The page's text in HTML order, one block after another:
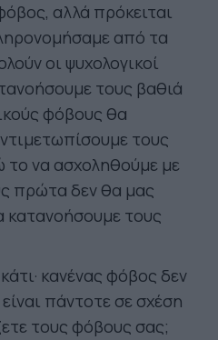
αλλά πρόκειται
από τα
οι ψυχολογικοί
τους βαθιά
φόβους θα
τους
να ασχοληθούμε με
πρώτα δεν θα μας
κατανοήσουμε τους
κανένας φόβος δεν
πάντοτε σε σχέση
τους φόβους σας;